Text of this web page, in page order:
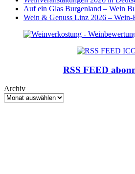
Auf ein Glas Burgenland – Wein
Wein & Genuss Linz 2026 –
RSS FEED
Archiv